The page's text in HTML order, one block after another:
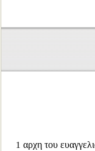
1 αρχη του